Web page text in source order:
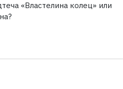
«Властелина колец» или